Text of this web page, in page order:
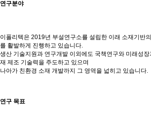
연구분야
이폴리텍은 2019년 부설연구소를 설립한 이래 소재기반
를 활발하게 진행하고 있습니다.
생산 기술지원과 연구개발 이외에도 국책연구와 미래성
재 제조 기술력을 주도하고 있으며
나아가 친환경 소재 개발까지 그 영역을 넓히고 있습니다.
연구 목표